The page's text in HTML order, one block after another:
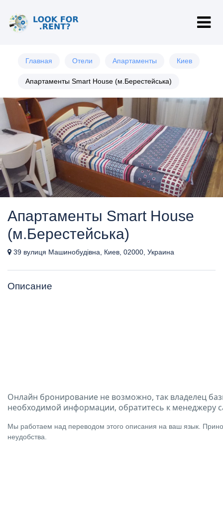
Главная Отели Апартаменты Киев
Апартаменты Smart House (м.Берестейська)
Апартаменты Smart House
(м.Берестейська)
39 вулиця Машинобудівна, Киев, 02000, Украина
Описание
Онлайн бронирование не возможно, так владелец
необходимой информации, обратитесь к менеджеру
Мы работаем над переводом этого описания на ваш язык.
неудобства.